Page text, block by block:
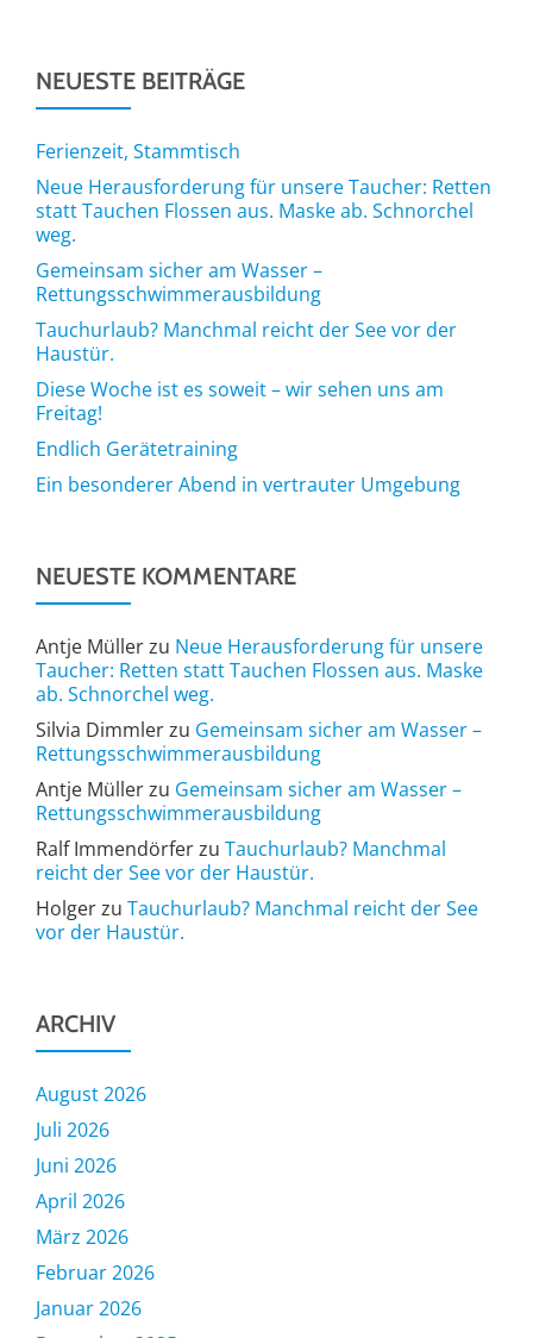
NEUESTE BEITRÄGE
Ferienzeit, Stammtisch
Neue Herausforderung für unsere Taucher: Retten
statt Tauchen Flossen aus. Maske ab. Schnorchel
weg.
Gemeinsam sicher am Wasser –
Rettungsschwimmerausbildung
Tauchurlaub? Manchmal reicht der See vor der
Haustür.
Diese Woche ist es soweit – wir sehen uns am
Freitag!
Endlich Gerätetraining
Ein besonderer Abend in vertrauter Umgebung
NEUESTE KOMMENTARE
Antje Müllerzu Neue Herausforderung für unsere
Taucher: Retten statt Tauchen Flossen aus. Maske
ab. Schnorchel weg.
Silvia Dimmlerzu Gemeinsam sicher am Wasser –
Rettungsschwimmerausbildung
Antje Müllerzu Gemeinsam sicher am Wasser –
Rettungsschwimmerausbildung
Ralf Immendörferzu Tauchurlaub? Manchmal
reicht der See vor der Haustür.
Holgerzu Tauchurlaub? Manchmal reicht der See
vor der Haustür.
ARCHIV
August 2026
Juli 2026
Juni 2026
April 2026
März 2026
Februar 2026
Januar 2026